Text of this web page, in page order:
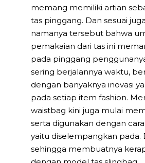
memang memiliki artian
tas pinggang. Dan sesuai
namanya tersebut bahwa
pemakaian dari tas ini
pada pinggang
sering berjalannya waktu,
dengan banyaknya inovasi
pada setiap item fashion.
waistbag kini juga mulai
serta digunakan dengan
yaitu diselempangkan pada.
sehingga membuatnya